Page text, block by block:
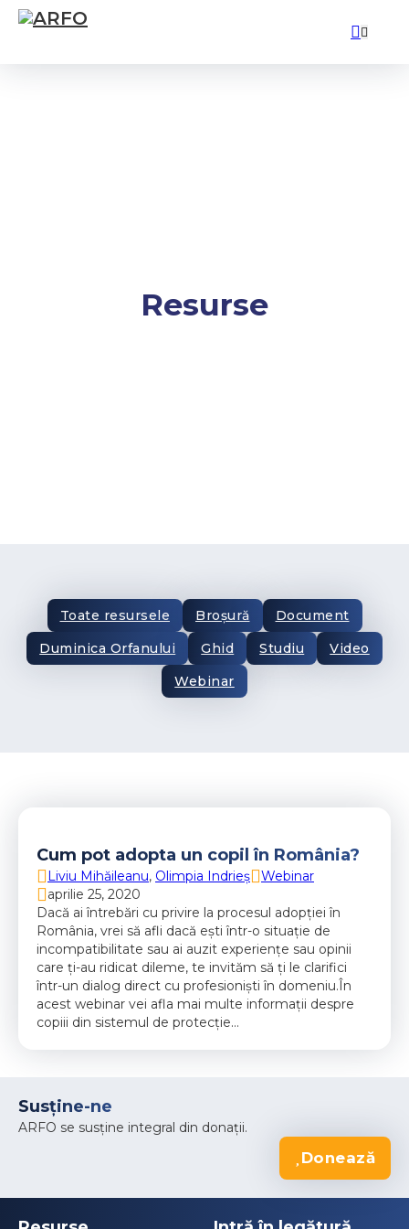
Resurse
Toate resursele Broșură
Document
Duminica Orfanului
Ghid Studiu
Video
Webinar
Cum pot adopta un copil în România?
Liviu Mihăileanu, Olimpia Indrieș
Webinar
aprilie 25, 2020
Dacă ai întrebări cu privire la procesul adopției în
România, vrei să afli dacă ești într-o situație de
incompatibilitate sau ai auzit experiențe sau opinii
care ți-au ridicat dileme, te invităm să ți le clarifici
într-un dialog direct cu profesioniști în domeniu.În
acest webinar vei afla mai multe informații despre
copiii din sistemul de protecție…
Susține-ne
ARFO se susține integral din donații.
Donează